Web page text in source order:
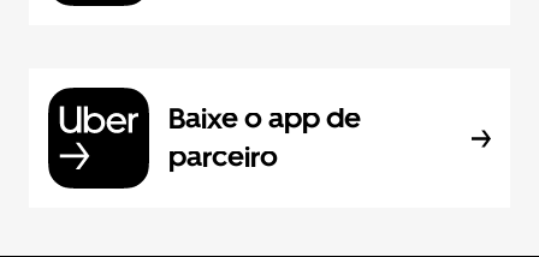
Baixe o app de
parceiro